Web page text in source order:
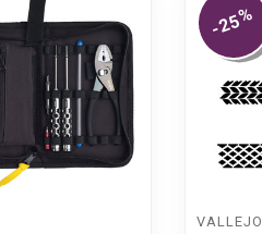
-25%
VALLEJO